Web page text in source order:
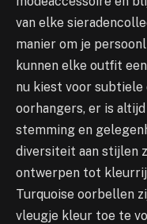
van elke
manier om je
kunnen elke outfit
nu kiest voor
oorhangers, er is
stemming en
diversiteit aan stijlen
ontwerpen tot
Turquoise oorbellen
vleugje kleur toe te